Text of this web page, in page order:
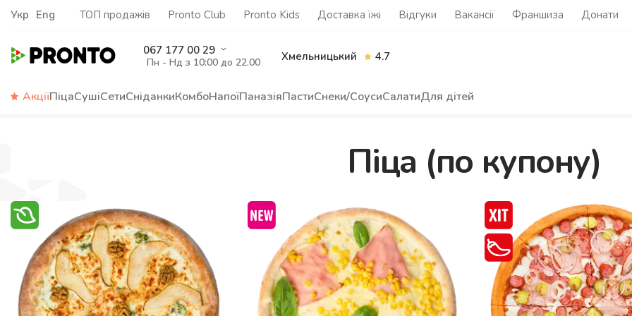
Укр Eng ТОП продажів Pronto Club Pronto Kids Доставка їжі Відгуки Вакансії Франшиза Донати
067 177 00 29
Пн - Нд з 10:00 до 22.00 Хмельницький 4.7
АкціїПіцаСушіСетиСніданкиКомбоНапоїПаназіяПастиСнеки/СоусиСалатиДля дітей
Піца (по купону)